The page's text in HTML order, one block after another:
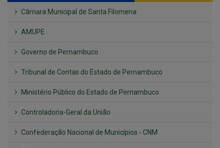
Câmara Municipal de Santa Filomena
AMUPE
Governo de Pernambuco
Tribunal de Contas do Estado de Pernambuco
Ministério Público do Estado de Pernambuco
Controladoria-Geral da União
Confederação Nacional de Municípios - CNM